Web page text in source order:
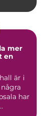
en
är i
har